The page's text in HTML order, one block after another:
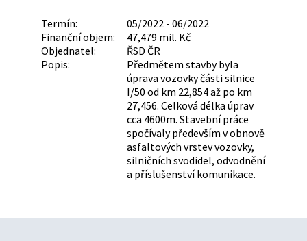
Termín:
05/2022 - 06/2022
Finanční objem:
47,479 mil. Kč
Objednatel:
ŘSD ČR
Popis:
Předmětem stavby byla
úprava vozovky části silnice
I/50 od km 22,854 až po km
27,456. Celková délka úprav
cca 4600m. Stavební práce
spočívaly především v obnově
asfaltových vrstev vozovky,
silničních svodidel, odvodnění
a příslušenství komunikace.